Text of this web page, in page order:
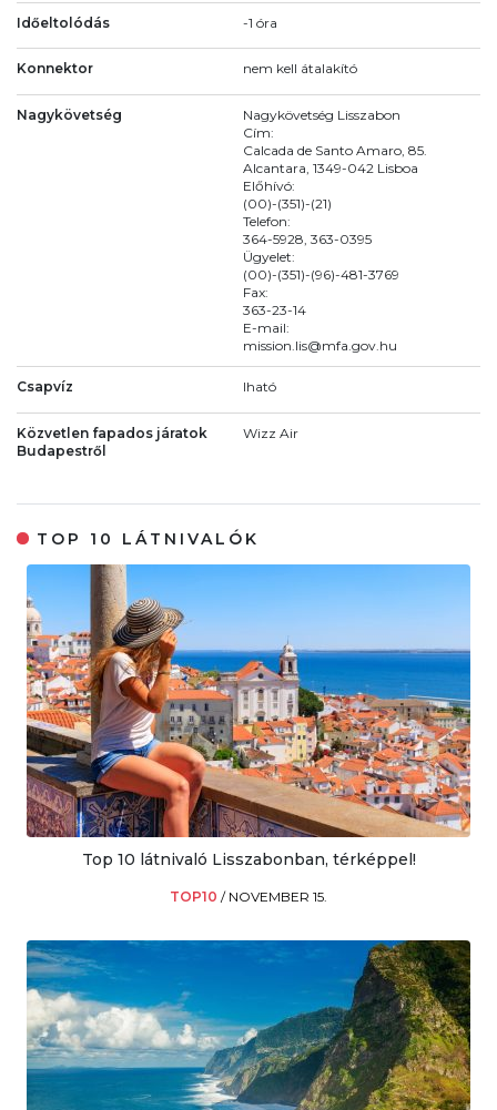
Időeltolódás -1 óra
Konnektor nem kell átalakító
Nagykövetség
Nagykövetség Lisszabon
Cím:
Calcada de Santo Amaro, 85.
Alcantara, 1349-042 Lisboa
Előhívó:
(00)-(351)-(21)
Telefon:
364-5928, 363-0395
Ügyelet:
(00)-(351)-(96)-481-3769
Fax:
363-23-14
E-mail:
mission.lis@mfa.gov.hu
Csapvíz Iható
Közvetlen fapados járatok
Budapestről
Wizz Air
TOP 10 LÁTNIVALÓK
Top 10 látnivaló Lisszabonban, térképpel!
TOP10 / NOVEMBER 15.